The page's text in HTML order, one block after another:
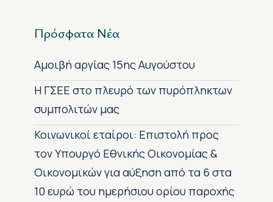
Πρόσφατα Νέα
Αμοιβή αργίας 15ης Αυγούστου
H ΓΣΕΕ στο πλευρό των πυρόπληκτων
συμπολιτών μας
Κοινωνικοί εταίροι: Επιστολή προς
τον Υπουργό Εθνικής Οικονομίας &
Οικονομικών για αύξηση από τα 6 στα
10 ευρώ του ημερήσιου ορίου παροχής